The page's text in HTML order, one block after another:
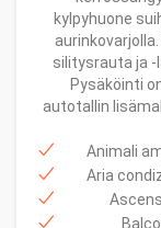
kylpyhuone
silitysrauta ja -
Pysäköinti
autotallin
Animali
Aria